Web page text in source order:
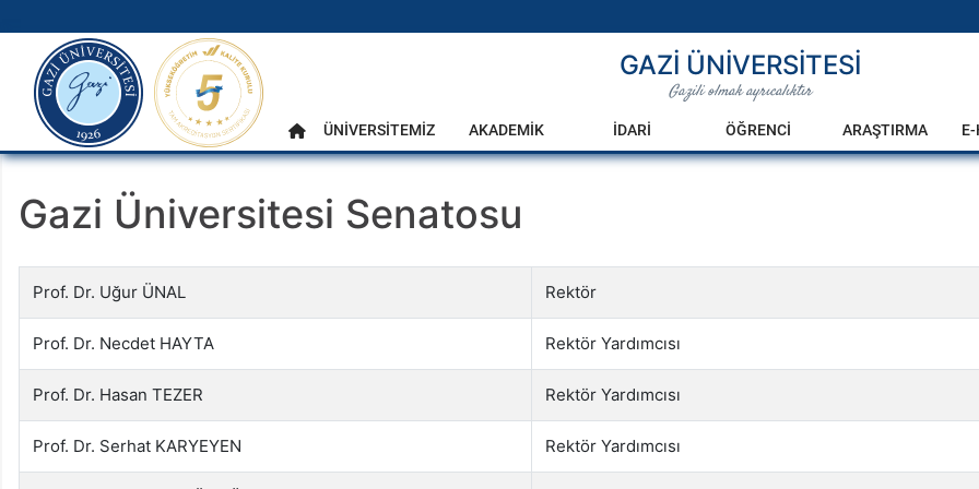
Ana Menü
gazi.edu.tr
GAZİ ÜNİVERSİTESİ
Gazili olmak ayrıcalıktır
Anasayfa
ÜNİVERSİTEMİZ AKADEMİK İDARİ ÖĞRENCİ ARAŞTIRMA
Gazi Üniversitesi Senatosu
Prof. Dr. Uğur ÜNAL Rektör
Prof. Dr. Necdet HAYTA Rektör Yardımcısı
Prof. Dr. Hasan TEZER Rektör Yardımcısı
Prof. Dr. Serhat KARYEYEN Rektör Yardımcısı